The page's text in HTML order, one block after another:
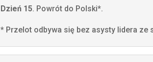
Dzień 15. Powrót do Polski*.
* Przelot odbywa się bez asysty lidera ze